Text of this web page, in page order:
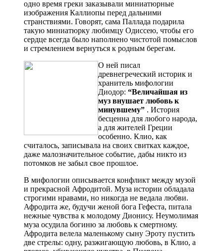
одно время греки заказывали миниатюрные
изображения Каллиопы перед дальними
странствиями. Говорят, сама Паллада подарила
такую миниатюрку любимцу Одиссею, чтобы его
сердце всегда было наполнено чистотой помыслов
и стремлением вернуться к родным берегам.
О ней писал
древнегреческий историк и
хранитель мифологии
Диодор: “Величайшая из
муз внушает любовь к
минувшему” . История
бесценна для любого народа,
а для жителей Греции
особенно. Клио, как
считалось, записывала на своих свитках каждое,
даже малозначительное событие, дабы никто из
потомков не забыл свое прошлое.
В мифологии описывается конфликт между музой
и прекрасной Афродитой. Муза истории обладала
строгими нравами, но никогда не ведала любви.
Афродита же, будучи женой бога Гефеста, питала
нежные чувства к молодому Дионису. Неумолимая
муза осудила богиню за любовь к смертному.
Афродита велела маленькому сыну Эроту пустить
две стрелы: одну, разжигающую любовь, в Клио, а